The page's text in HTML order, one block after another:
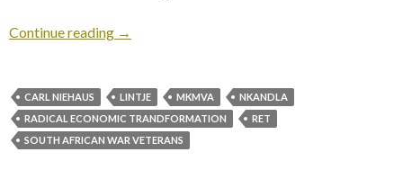
Continue reading →
CARL NIEHAUS LINTJE MKMVA
NKANDLA
RADICAL ECONOMIC TRANDFORMATION
RET
SOUTH AFRICAN WAR VETERANS